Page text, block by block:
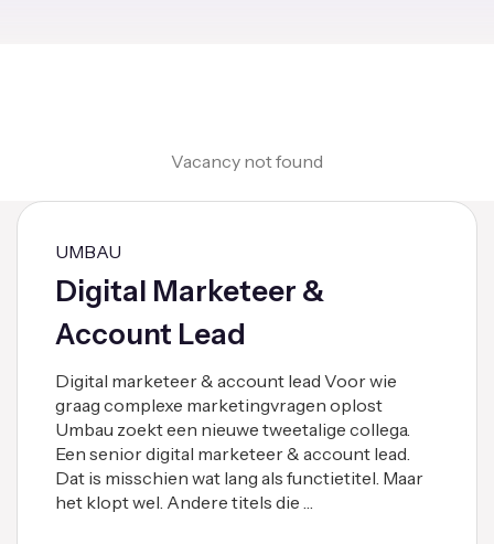
Vacancy not found
UMBAU
Digital Marketeer &
Account Lead
Digital marketeer & account lead Voor wie
graag complexe marketingvragen oplost
Umbau zoekt een nieuwe tweetalige collega.
Een senior digital marketeer & account lead.
Dat is misschien wat lang als functietitel. Maar
het klopt wel. Andere titels die …